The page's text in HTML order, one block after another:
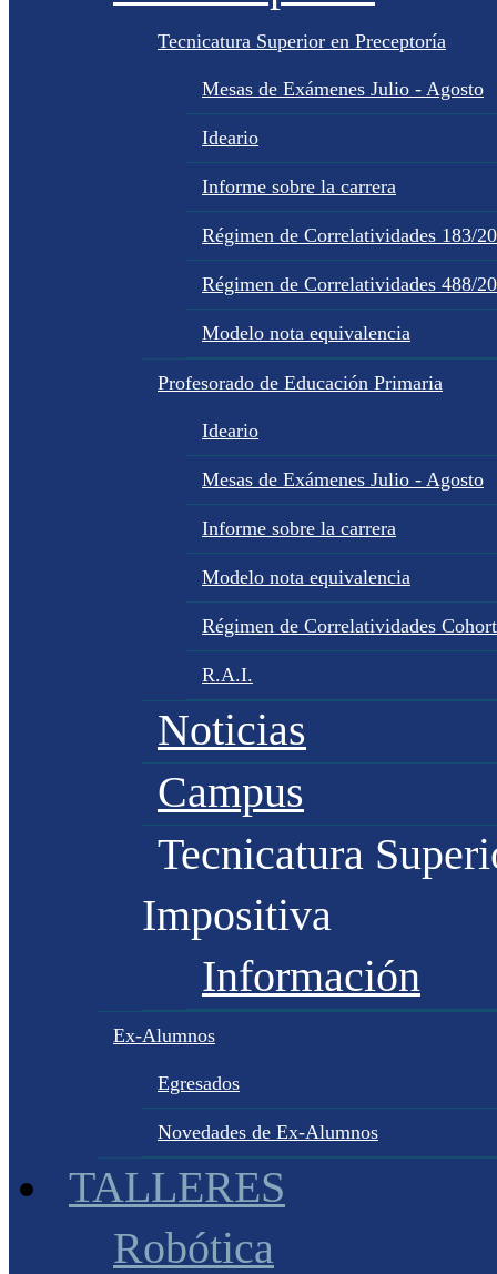
Tecnicatura Superior en Preceptoría
Mesas de Exámenes Julio - Agosto
Ideario
Informe sobre la carrera
Régimen de Correlatividades 183/
Régimen de Correlatividades 488/
Modelo nota equivalencia
Profesorado de Educación Primaria
Ideario
Mesas de Exámenes Julio - Agosto
Informe sobre la carrera
Modelo nota equivalencia
Régimen de Correlatividades
R.A.I.
Noticias
Campus
Tecnicatura
Impositiva
Información
Ex-Alumnos
Egresados
Novedades de Ex-Alumnos
TALLERES
Robótica